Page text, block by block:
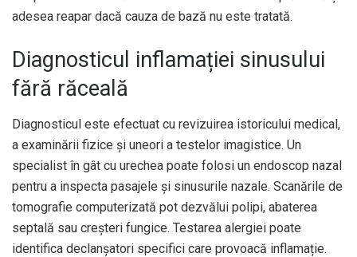
adesea reapar dacă cauza de bază nu este tratată.
Diagnosticul inflamației sinusului
fără răceală
Diagnosticul este efectuat cu revizuirea istoricului medical,
a examinării fizice și uneori a testelor imagistice. Un
specialist în gât cu urechea poate folosi un endoscop nazal
pentru a inspecta pasajele și sinusurile nazale. Scanările de
tomografie computerizată pot dezvălui polipi, abaterea
septală sau creșteri fungice. Testarea alergiei poate
identifica declanșatori specifici care provoacă inflamație.